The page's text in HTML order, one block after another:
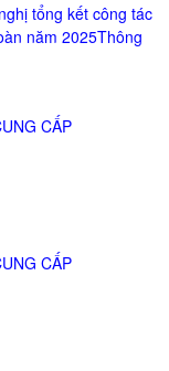
tổng kết công tác
năm 2025Thông
CẤP
CẤP